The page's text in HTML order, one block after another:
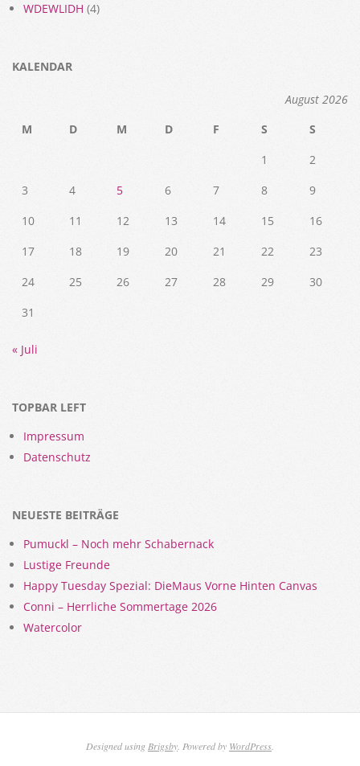
WDEWLIDH (4)
KALENDAR
August 2026
M
D M D F S
S
1
2
3
4 5 6 7 8
9
10
11 12 13 14 15
16
17
18 19 20 21 22
23
24
25 26 27 28 29
30
31
« Juli
TOPBAR LEFT
Impressum
Datenschutz
NEUESTE BEITRÄGE
Pumuckl – Noch mehr Schabernack
Lustige Freunde
Happy Tuesday Spezial: DieMaus Vorne Hinten Canvas
Conni – Herrliche Sommertage 2026
Watercolor
Designed using Brigsby . Powered by WordPress